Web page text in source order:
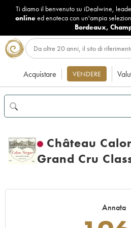
Ti diamo il benvenuto su iDealwine,
onlineed enoteca con un'ampia
Bordeaux,
Acquistare VENDERE
Château
Grand Cru
Annata